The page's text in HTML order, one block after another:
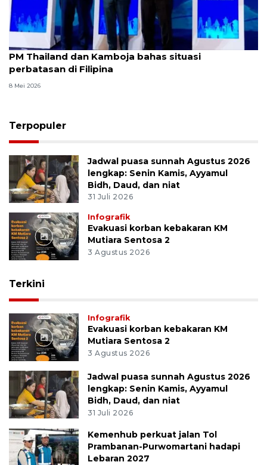
PM Thailand dan Kamboja bahas situasi
perbatasan di Filipina
8 Mei 2026
Terpopuler
Jadwal puasa sunnah Agustus 2026
lengkap: Senin Kamis, Ayyamul
Bidh, Daud, dan niat
31 Juli 2026
Infografik
Evakuasi korban kebakaran KM
Mutiara Sentosa 2
3 Agustus 2026
Terkini
Infografik
Evakuasi korban kebakaran KM
Mutiara Sentosa 2
3 Agustus 2026
Jadwal puasa sunnah Agustus 2026
lengkap: Senin Kamis, Ayyamul
Bidh, Daud, dan niat
31 Juli 2026
Kemenhub perkuat jalan Tol
Prambanan-Purwomartani hadapi
Lebaran 2027